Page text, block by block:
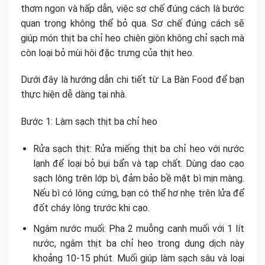
thơm ngon và hấp dẫn, việc sơ chế đúng cách là bước
quan trọng không thể bỏ qua. Sơ chế đúng cách sẽ
giúp món thịt ba chỉ heo chiên giòn không chỉ sạch mà
còn loại bỏ mùi hôi đặc trưng của thịt heo.
Dưới đây là hướng dẫn chi tiết từ La Bàn Food để bạn
thực hiện dễ dàng tại nhà.
Bước 1: Làm sạch thịt ba chỉ heo
Rửa sạch thịt: Rửa miếng thịt ba chỉ heo với nước
lạnh để loại bỏ bụi bẩn và tạp chất. Dùng dao cạo
sạch lông trên lớp bì, đảm bảo bề mặt bì mịn màng.
Nếu bì có lông cứng, bạn có thể hơ nhẹ trên lửa để
đốt cháy lông trước khi cạo.
Ngâm nước muối: Pha 2 muỗng canh muối với 1 lít
nước, ngâm thịt ba chỉ heo trong dung dịch này
khoảng 10-15 phút. Muối giúp làm sạch sâu và loại